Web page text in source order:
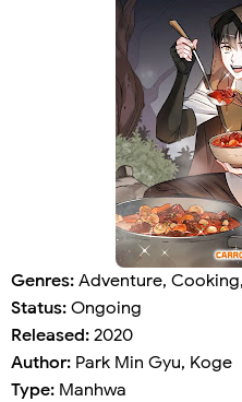
Genres: Adventure,
Status: Ongoing
Released: 2020
Author: Park Min Gyu, Koge
Type: Manhwa